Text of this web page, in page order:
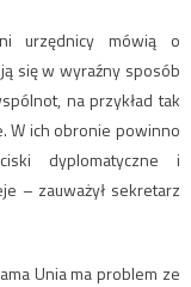
urzędnicy mówią o
się w wyraźny sposób
na przykład tak
W ich obronie powinno
dyplomatyczne i
– zauważył sekretarz
Unia ma problem ze